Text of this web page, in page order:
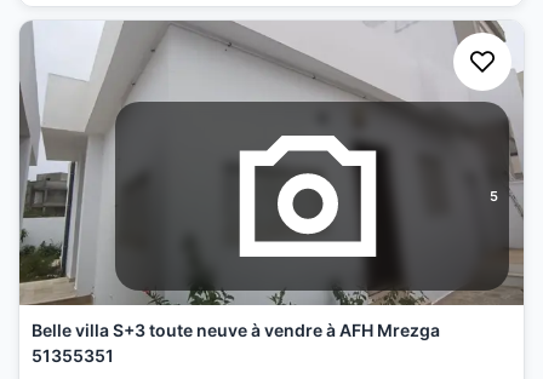
5
Belle villa S+3 toute neuve à vendre à AFH Mrezga
51355351